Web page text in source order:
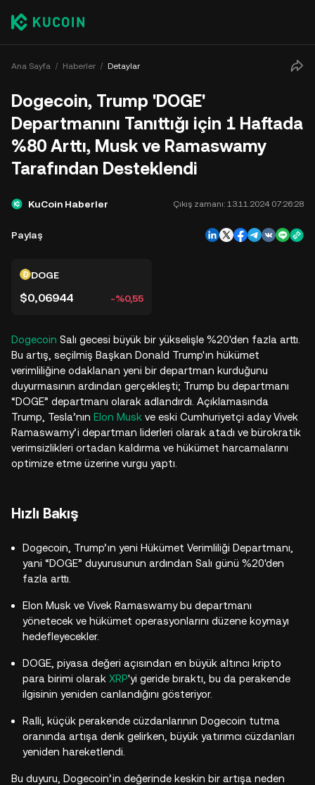
Ana Sayfa Haberler Detaylar
Dogecoin, Trump 'DOGE'
Departmanını Tanıttığı için 1 Haftada
%80 Arttı, Musk ve Ramaswamy
Tarafından Desteklendi
KuCoin Haberler Çıkış zamanı: 13.11.2024 07:26:28
Paylaş
DOGE
$0,06944 -%0,55
Dogecoin Salı gecesi büyük bir yükselişle %20'den fazla arttı.
Bu artış, seçilmiş Başkan Donald Trump'ın hükümet
verimliliğine odaklanan yeni bir departman kurduğunu
duyurmasının ardından gerçekleşti; Trump bu departmanı
“DOGE” departmanı olarak adlandırdı. Açıklamasında
Trump, Tesla’nın Elon Musk ve eski Cumhuriyetçi aday Vivek
Ramaswamy’i departman liderleri olarak atadı ve bürokratik
verimsizlikleri ortadan kaldırma ve hükümet harcamalarını
optimize etme üzerine vurgu yaptı.
Hızlı Bakış
Dogecoin, Trump’ın yeni Hükümet Verimliliği Departmanı,
yani “DOGE” duyurusunun ardından Salı günü %20'den
fazla arttı.
Elon Musk ve Vivek Ramaswamy bu departmanı
yönetecek ve hükümet operasyonlarını düzene koymayı
hedefleyecekler.
DOGE, piyasa değeri açısından en büyük altıncı kripto
para birimi olarak XRP'yi geride bıraktı, bu da perakende
ilgisinin yeniden canlandığını gösteriyor.
Ralli, küçük perakende cüzdanlarının Dogecoin tutma
oranında artışa denk gelirken, büyük yatırımcı cüzdanları
yeniden hareketlendi.
Bu duyuru, Dogecoin’in değerinde keskin bir artışa neden